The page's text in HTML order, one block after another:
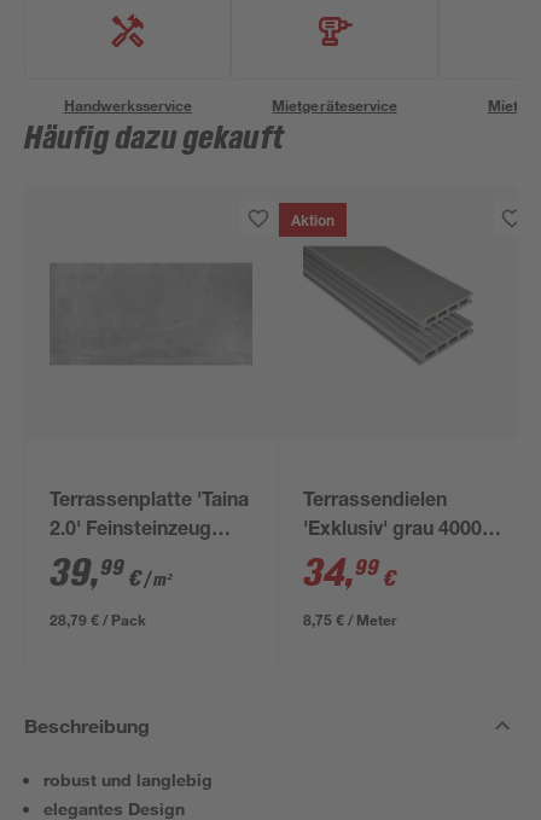
Handwerksservice Mietgeräteservice
Häufig dazu gekauft
Terrassenplatte 'Taina
2.0' Feinsteinzeug
grau 59,7 x 119,5 x 2
cm
39,99 €/ m²
28,79 € / Pack
Aktion
Terrassendielen
'Exklusiv' grau 4000 x
145 x 26 mm
34,99 €
8,75 € / Meter
Beschreibung
robust und langlebig
elegantes Design